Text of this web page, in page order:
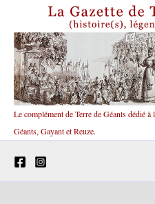
contenu
Le complément de Terre de Géants dédié
Géants, Gayant et Reuze.